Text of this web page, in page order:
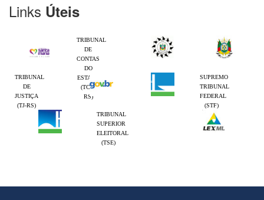
Links Úteis
TRIBUNAL
DE
CONTAS
DO
ESTADO
(TCE-
RS)
TRIBUNAL
DE
JUSTIÇA
(TJ-RS)
SUPREMO
TRIBUNAL
FEDERAL
(STF)
TRIBUNAL
SUPERIOR
ELEITORAL
(TSE)